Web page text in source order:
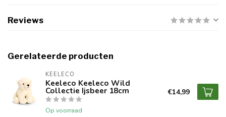
Reviews
Gerelateerde producten
KEELECO
Keeleco Keeleco Wild
Collectie Ijsbeer 18cm
Op voorraad
€14,99